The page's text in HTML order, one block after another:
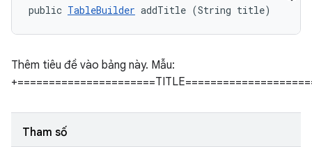
public TableBuilder addTitle (String title)
Thêm tiêu đề vào bảng này. Mẫu:
Tham số